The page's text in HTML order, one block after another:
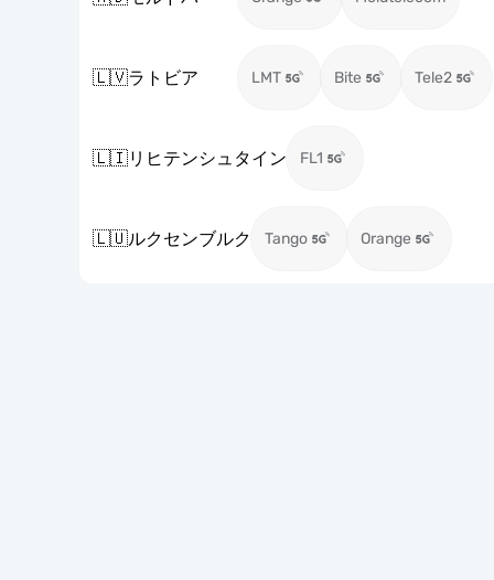
🇱🇻ラトビア LMT Bite Tele2
🇱🇮リヒテンシュタイン FL1
🇱🇺ルクセンブルク Tango Orange